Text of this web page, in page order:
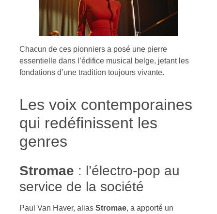
Chacun de ces pionniers a posé une pierre
essentielle dans l’édifice musical belge, jetant les
fondations d’une tradition toujours vivante.
Les voix contemporaines
qui redéfinissent les
genres
Stromae : l’électro-pop au
service de la société
Paul Van Haver, alias Stromae, a apporté un